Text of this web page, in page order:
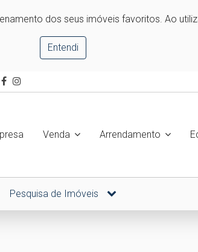
dos seus imóveis favoritos. Ao
Entendi
Venda Arrendamento
Pesquisa de Imóveis